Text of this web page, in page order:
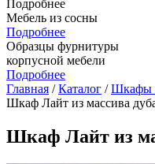
Подробнее
Мебель из сосны
Подробнее
Образцы фурнитуры
корпусной мебели
Подробнее
Главная /Каталог /Шкафы
Шкаф Лайт из массива
Шкаф Лайт из